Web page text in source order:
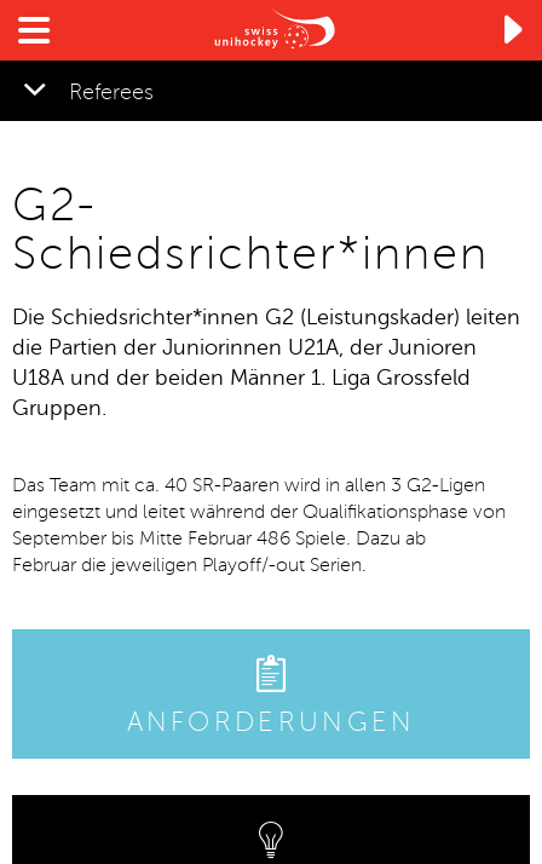

Referees
G2-
Schiedsrichter*innen
Die Schiedsrichter*innen G2 (Leistungskader) leiten
die Partien der Juniorinnen U21A, der Junioren
U18A und der beiden Männer 1. Liga Grossfeld
Gruppen.
Das Team mit ca. 40 SR-Paaren wird in allen 3 G2-Ligen
eingesetzt und leitet während der Qualifikationsphase von
September bis Mitte Februar 486 Spiele. Dazu ab
Februar die jeweiligen Playoff/-out Serien.
ANFORDERUNGEN